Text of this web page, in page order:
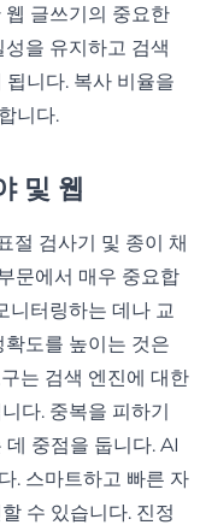
글쓰기의 중요한
을 유지하고 검색
니다. 복사 비율을
니다.
및 웹
절 검사기 및 종이 채
문에서 매우 중요합
니터링하는 데나 교
도를 높이는 것은
는 검색 엔진에 대한
다. 중복을 피하기
중점을 둡니다. AI
. 스마트하고 빠른 자
수 있습니다. 진정